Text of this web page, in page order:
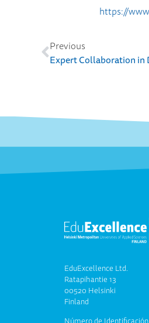
https://
Previous
EduExcellence Ltd.
Ratapihantie 13
00520 Helsinki
Finland